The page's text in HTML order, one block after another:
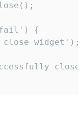
'fail') {
widget');